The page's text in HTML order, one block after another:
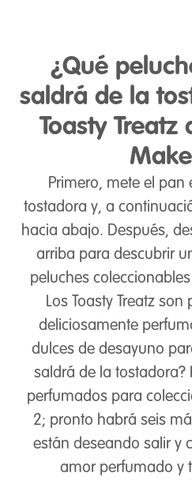
¿Qué
saldrá de la
Toasty Treatz
Primero, mete el pan
tostadora y, a
hacia abajo. Después,
arriba para descubrir
peluches coleccionables
Los Toasty Treatz
deliciosamente
dulces de desayuno
saldrá de la tostadora?
perfumados para
2; pronto habrá seis
están deseando salir y
amor perfumado y